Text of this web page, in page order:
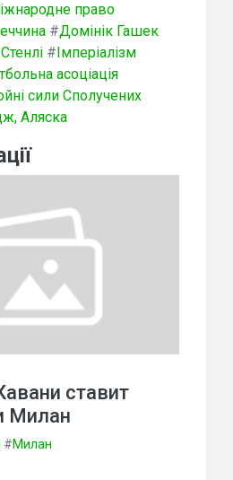
право
#Домінік Гашек
#Імперіалізм
асоціація
сили Сполучених
Аляска
ставит
Милан
#Милан